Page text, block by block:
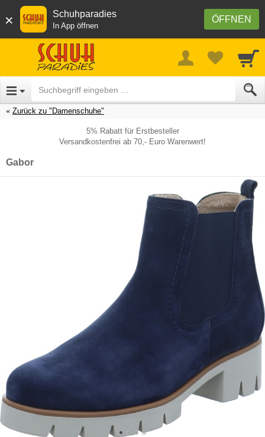
× ÖFFNEN
Schuhparadies
In App öffnen
Zurück zu "Damenschuhe"
5% Rabatt für Erstbesteller
Versandkostenfrei ab 70,- Euro Warenwert!
Gabor